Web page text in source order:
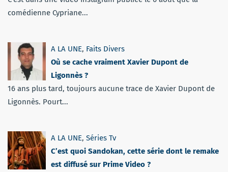
comédienne Cypriane...
A LA UNE, Faits Divers
Où se cache vraiment Xavier Dupont de
Ligonnès ?
16 ans plus tard, toujours aucune trace de Xavier Dupont de
Ligonnès. Pourt...
A LA UNE, Séries Tv
C’est quoi Sandokan, cette série dont le remake
est diffusé sur Prime Video ?